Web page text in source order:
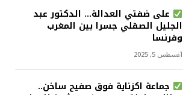
على ضفتي العدالة… الدكتور عبد
الجليل الصقلي جسرا بين المغرب
وفرنسا
أغسطس 5, 2025
جماعة اكزناية فوق صفيح ساخن..